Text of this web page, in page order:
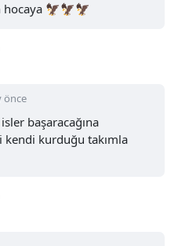
hocaya 🦅🦅🦅
önce
başaracağına
kendi kurduğu takımla